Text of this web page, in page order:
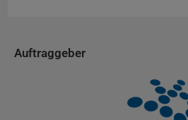
Auftraggeber